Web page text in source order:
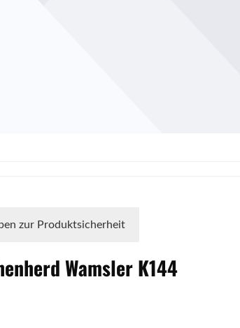
zur Produktsicherheit
WamslerK144